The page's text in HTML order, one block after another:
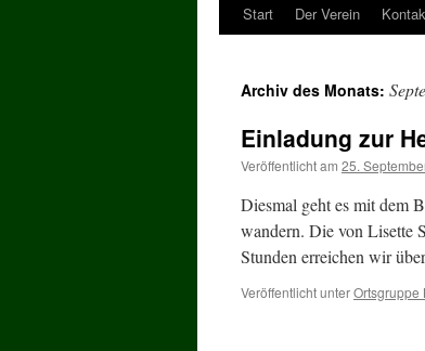
Start Der Verein
Archiv des Monats:
Einladung zur
Veröffentlicht am 25.
Diesmal geht es mit dem
wandern. Die von Lisette
Stunden erreichen wir
Veröffentlicht unterOrtsgruppe